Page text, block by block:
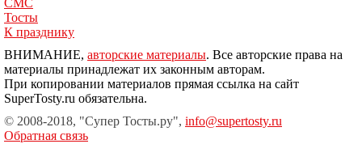
СМС
Тосты
К празднику
ВНИМАНИЕ, авторские материалы. Все авторские права на
материалы принадлежат их законным авторам.
При копировании материалов прямая ссылка на сайт
SuperTosty.ru обязательна.
© 2008-2018, "Супер Тосты.ру", info@supertosty.ru
Обратная связь